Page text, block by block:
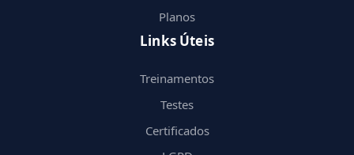
Planos
Links Úteis
Treinamentos
Testes
Certificados